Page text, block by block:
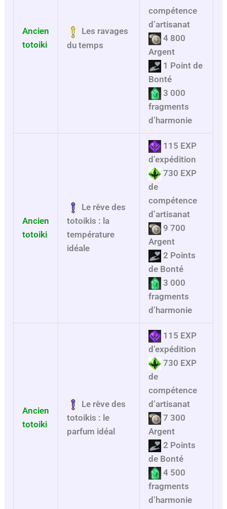
Ancien
totoiki
Les ravages
du temps
compétence
d’artisanat
4 800
Argent
1 Point de
Bonté
3 000
fragments
d’harmonie
Ancien
totoiki
Le rêve des
totoikis : la
température
idéale
115 EXP
d’expédition
730 EXP
de
compétence
d’artisanat
9 700
Argent
2 Points
de Bonté
3 000
fragments
d’harmonie
Ancien
totoiki
Le rêve des
totoikis : le
parfum idéal
115 EXP
d’expédition
730 EXP
de
compétence
d’artisanat
7 300
Argent
2 Points
de Bonté
4 500
fragments
d’harmonie